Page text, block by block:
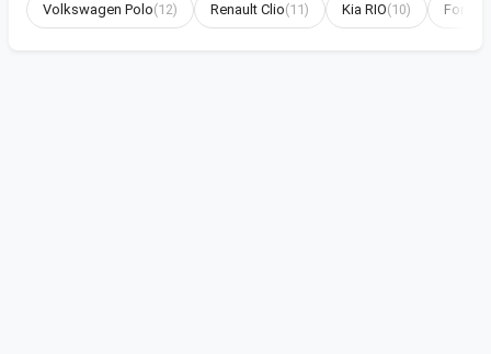
Volkswagen Polo(12) Renault Clio(11) Kia RIO(10) Ford